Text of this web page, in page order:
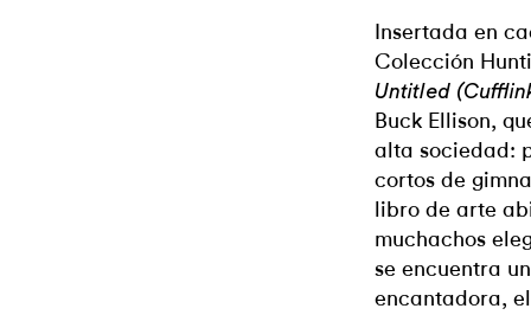
Insertada en
Colección
Untitled
Buck Ellison,
alta sociedad:
cortos de
libro de arte
muchachos
se encuentra
encantadora,